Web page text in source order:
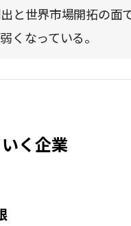
と世界市場開拓の面
くなっている。
く企業